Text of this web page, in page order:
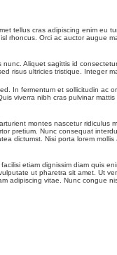
tellus cras adipiscing enim eu
rhoncus. Orci ac auctor augue
Aliquet sagittis id
risus ultricies tristique. Integer
In fermentum et sollicitudin ac
viverra nibh cras pulvinar
montes nascetur ridiculus
pretium. Nunc consequat
dictumst. Nisi porta lorem
etiam dignissim diam quis
ut pharetra sit amet. Ut
adipiscing vitae. Nunc congue